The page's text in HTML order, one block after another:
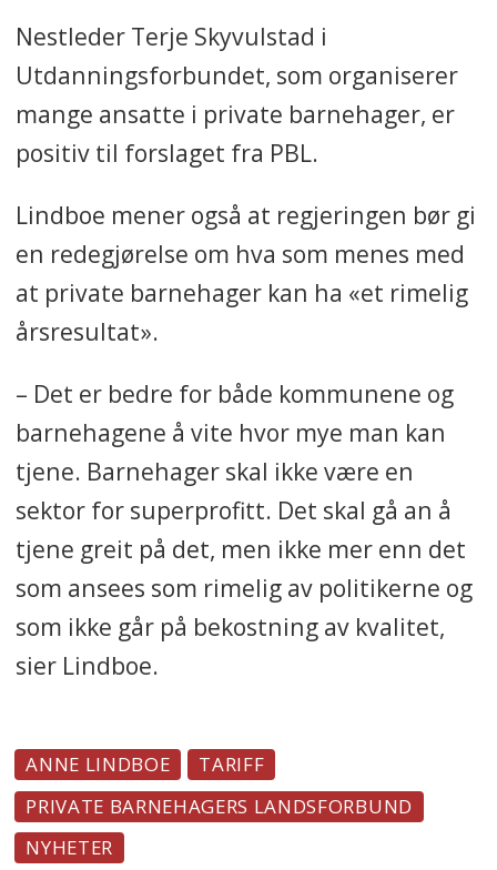
Nestleder Terje Skyvulstad i
Utdanningsforbundet, som organiserer
mange ansatte i private barnehager, er
positiv til forslaget fra PBL.
Lindboe mener også at regjeringen bør gi
en redegjørelse om hva som menes med
at private barnehager kan ha «et rimelig
årsresultat».
– Det er bedre for både kommunene og
barnehagene å vite hvor mye man kan
tjene. Barnehager skal ikke være en
sektor for superprofitt. Det skal gå an å
tjene greit på det, men ikke mer enn det
som ansees som rimelig av politikerne og
som ikke går på bekostning av kvalitet,
sier Lindboe.
ANNE LINDBOE
TARIFF
PRIVATE BARNEHAGERS LANDSFORBUND
NYHETER